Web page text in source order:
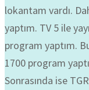
lokantam vardı.
yaptım. TV 5 ile
program yaptım.
1700 program
Sonrasında ise